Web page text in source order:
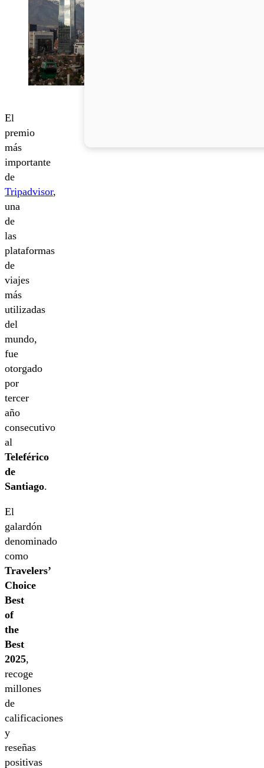
El
premio
más
importante
de
Tripadvisor,
una
de
las
plataformas
de
viajes
más
utilizadas
del
mundo,
fue
otorgado
por
tercer
año
consecutivo
al
Teleférico
de
Santiago.
El
galardón
denominado
como
Travelers’
Choice
Best
of
the
Best
2025,
recoge
millones
de
calificaciones
y
reseñas
positivas